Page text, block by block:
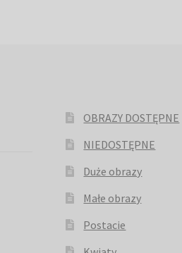
OBRAZY DOSTĘPNE
NIEDOSTĘPNE
Duże obrazy
Małe obrazy
Postacie